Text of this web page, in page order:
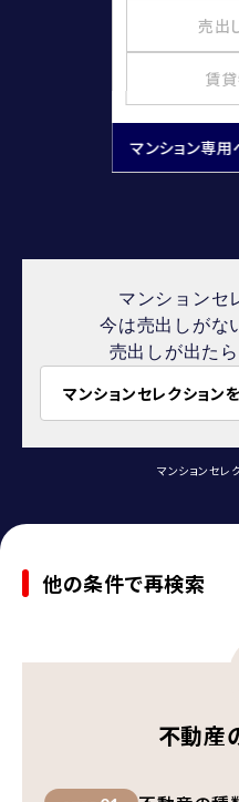
売出
賃
マンション専
マンションセ
今は売出しがな
売出しが出た
マンションセレクション
マンションセレ
他の条件で再検索
不動産